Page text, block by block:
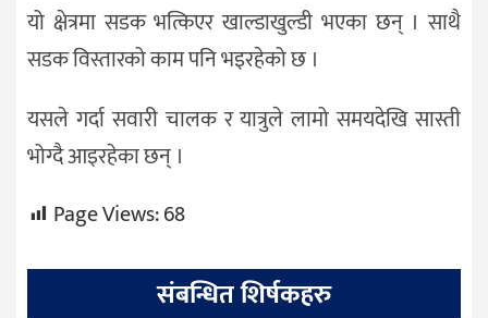
यो क्षेत्रमा सडक भत्किएर खाल्डाखुल्डी भएका छन् । साथै
सडक विस्तारको काम पनि भइरहेको छ ।
यसले गर्दा सवारी चालक र यात्रुले लामो समयदेखि सास्ती
भोग्दै आइरहेका छन् ।
Page Views:68
संबन्धित शिर्षकहरु